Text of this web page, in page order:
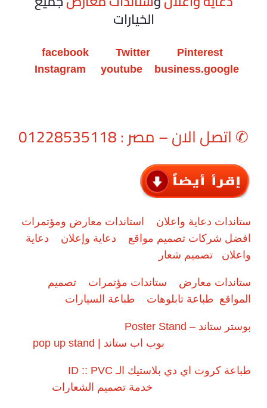
الخيارات
facebook Twitter
Pinterest
Instagram
youtube business.google
✆اتصل الان – مصر : 01228535118
ستاندات دعاية واعلان
استاندات معارض ومؤتمرات
افضل شركات تصميم مواقع
دعاية وإعلان
دعاية
واعلان
تصميم شعار
ستاندات معارض ستاندات مؤتمرات
تصميم
المواقع طباعة تابلوهات طباعة السيارات
بوستر ستاند – Poster Stand
بوب اب ستاند | pop up stand
طباعة كروت اي دي بلاستيك الـ ID :: PVC
خدمة تصميم الشعارات